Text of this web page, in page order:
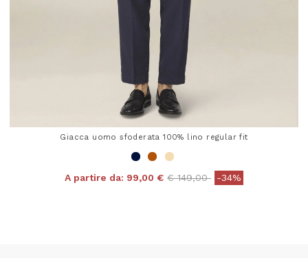
Giacca uomo sfoderata 100% lino regular fit
A partire da: 99,00 € Price reduced from
€ 149,00to-34%